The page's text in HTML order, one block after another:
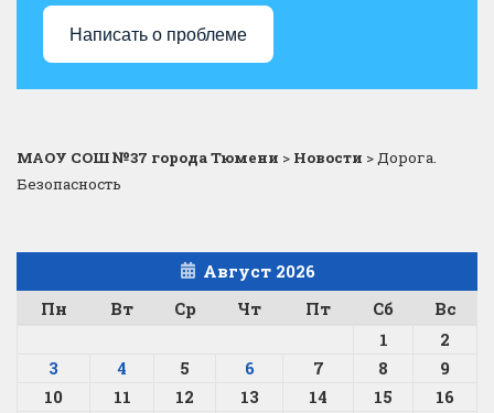
Написать о проблеме
МАОУ СОШ №37 города Тюмени > Новости >Дорога.
Безопасность
Август 2026
Пн
Вт Ср Чт Пт Сб
Вс
1
2
3
4 5 6 7 8
9
10
11 12 13 14 15
16